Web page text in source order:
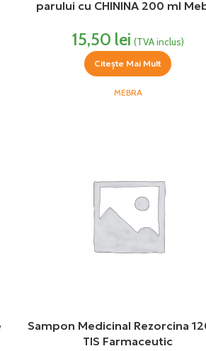
parului cu CHININA 200 ml
15,50 lei (TVA inclus)
Citește Mai Mult
MEBRA
Sampon Medicinal Rezorcina
TIS Farmaceutic